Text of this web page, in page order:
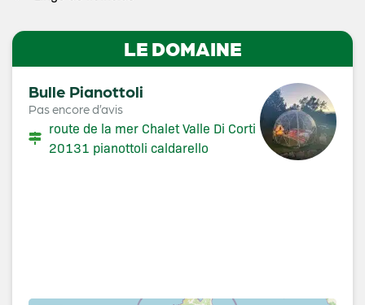
LE DOMAINE
Bulle Pianottoli
Pas encore d’avis
route de la mer Chalet Valle Di Corti
20131 pianottoli caldarello